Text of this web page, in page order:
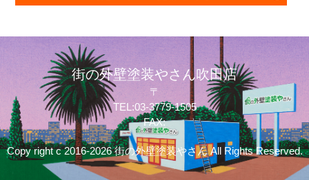
街の外壁塗装やさん吹田店
〒
TEL:03-3779-1505
FAX:
Copy right c 2016-2026 街の外壁塗装やさん All Rights Reserved.